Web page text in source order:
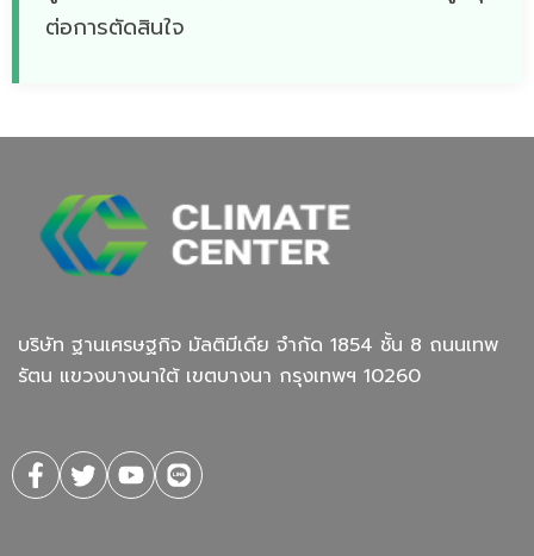
ต่อการตัดสินใจ
บริษัท ฐานเศรษฐกิจ มัลติมีเดีย จํากัด 1854 ชั้น 8 ถนนเทพ
รัตน แขวงบางนาใต้ เขตบางนา กรุงเทพฯ 10260